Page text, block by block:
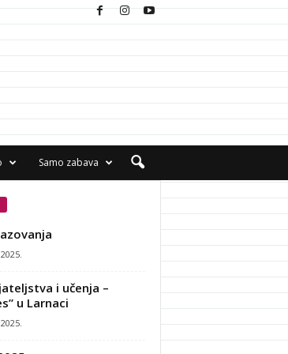
Samo zabava
i učenja –
u Larnaci